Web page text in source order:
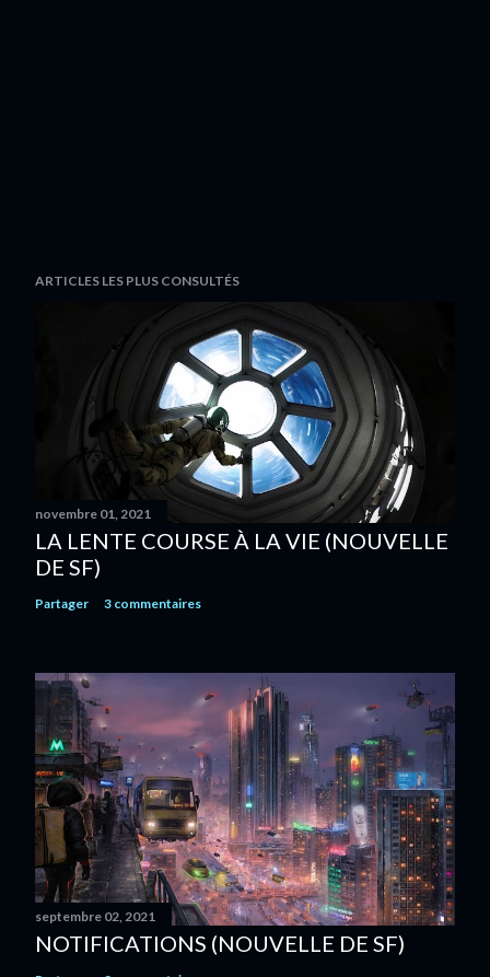
ARTICLES LES PLUS CONSULTÉS
novembre 01, 2021
LA LENTE COURSE À LA VIE (NOUVELLE
DE SF)
Partager 3 commentaires
septembre 02, 2021
NOTIFICATIONS (NOUVELLE DE SF)